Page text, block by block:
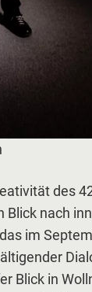
des
nach
im
Blick in